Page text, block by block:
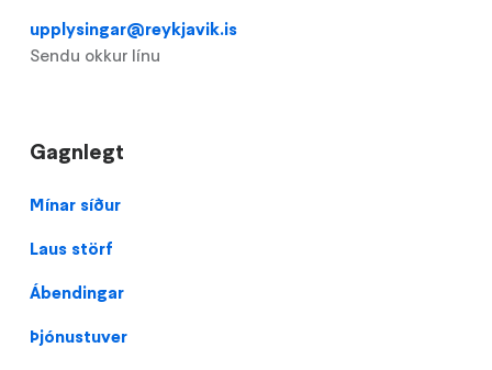
upplysingar@reykjavik.is
Sendu okkur línu
Gagnlegt
Footer
Mínar síður
Laus störf
Ábendingar
Þjónustuver